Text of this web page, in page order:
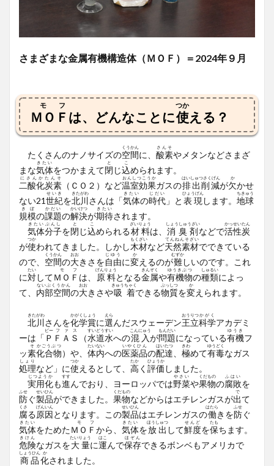
さまざまな金属有機構造体（ＭＯＦ）＝2024年９月
ＭＯ
モ
Ｆ
フ
は、どんなことに使
つか
える？
たくさんのナノサイズの空間
くうかん
に、 酸素
さんそ
やメタンなどさまざ
まな気体
きたい
をつかまえて閉
と
じ込
こ
められます。
二酸化炭素
にさんかたんそ
（ＣＯ２）など温室効果
おんしつこうか
ガスの排出削減
はいしゅつさくげん
が欠
か
かせ
ない21世紀
せいき
を北川
きたがわ
さんは「気体
きたい
の時代
じだい
」と 表現
ひょうげん
します。 地球
ちきゅう
規模
きぼ
の課題
かだい
の解決
かいけつ
が期待
きたい
されます。
気体
きたい
分子
ぶんし
を閉
と
じ込
こ
められる材料
ざいりょう
は、 消臭剤
しょうしゅうざい
などで活性炭
かっせいたん
が使
つか
われてきました。しかし木材
もくざい
など天然素材
てんねんそざい
でできている
ので、 空間
くうかん
の大
おお
きさを自由
じゆう
に変
か
えるのが難
むずか
しいのです。これ
に対
たい
してＭＯ
モ
Ｆ
フ
は、 原料
げんりょう
となる金属
きんぞく
や有機物
ゆうきぶつ
の種類
しゅるい
によっ
て、 内部空間
ないぶくうかん
の大
おお
きさや吸着
きゅうちゃく
できる物質
ぶっしつ
を変
か
えられます。
北川
きたがわ
さんを化学賞
かがくしょう
に選
えら
んだスウェーデン王立
おうりつ
科学
かがく
アカデミ
ーは「 Ｐ
ピー
ＦＡＳ
ファス
（水道水
すいどうすい
への混入
こんにゅう
が問題
もんだい
になっている有機
ゆうき
フ
ッ素
そ
化合物
かごうぶつ
）や、 体内
たいない
への医薬品
いやくひん
の配達
はいたつ
極
きわ
めて有毒
ゆうどく
なガス
処理
しょり
など」に使
つか
えるとして、 高
たか
く 評価
ひょうか
しました。
実用化
じつようか
も進
すす
んでおり、ヨーロッパでは野菜
やさい
や果物
くだもの
の腐敗
ふはい
を
防
ふせ
ぐ製品
せいひん
ができました。 果物
くだもの
などからはエチレンガスが出
で
て
腐
くさ
る原因
げんいん
となります。この製品
せいひん
はエチレンガスの働
はたら
きを防
ふせ
ぐ
気体
きたい
をためたＭＯ
モ
Ｆ
フ
から、 気体
きたい
を放出
ほうしゅつ
して鮮度
せんど
を保
たも
ちます。
危険
きけん
なガスを大量
たいりょう
に運
はこ
んで保存
ほぞん
できるボンベもアメリカで
商品
しょうひん
化
か
されました。